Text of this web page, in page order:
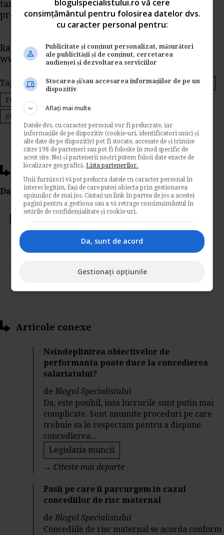
targetului asumat in lipsa efectuarii evaluarii
prealabile a salariatului.
Raspuns oferit de specialistii
www.portalcodulmuncii.ro
Tags: contractul individual de munca
codul muncii
regulamentul intern
concediere pentru necorespundere profesionala
Ti-a placut acest articol?
Da Like, Printeaza sau trimite pe Email!
Votati articolul
Rating:
Nota:
Articole conexe
Neindeplinirea obiectivelor de
performanta poate duce la concedierea
salariatului?
deBlogul Specialistului
Da, este posibil, insa lucrurile sunt putin mai
complicate. Sunt anumite proceduri pe care
trebuie sa le respectam pentru a dispune
concedierea...
Legislatia muncii
→ Citeste mai departe
Pasii pe care ii parcurgem in cazul
concediilor de risc maternal
deBlogul Specialistului
Concediile de risc maternal se acorda conform
blogulspecialistului.ro vă cere
consimțământul pentru folosirea datelor dvs.
cu caracter personal pentru:
Publicitate și conținut personalizat, măsurători
ale publicității și de conținut, cercetarea
audienței și dezvoltarea serviciilor
Stocarea și/sau accesarea informațiilor de pe un
dispozitiv
Aflați mai multe
Datele dvs. cu caracter personal vor fi prelucrate, iar
informațiile de pe dispozitiv (cookie-uri, identificatori unici și
alte date de pe dispozitiv) pot fi stocate, accesate de și trimise
către 198 de parteneri sau pot fi folosite în mod specific de
acest site. Noi și partenerii noștri putem folosi date exacte de
localizare geografică.Lista partenerilor.
Unii furnizori vă pot prelucra datele cu caracter personal în
interes legitim, față de care puteți obiecta prin gestionarea
opțiunilor de mai jos. Căutați un link în partea de jos a acestei
pagini pentru a gestiona sau a vă retrage consimțământul în
setările de confidențialitate și cookie-uri.
Da, sunt de acord
Gestionați opțiunile